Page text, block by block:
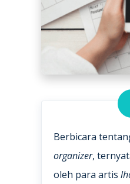
Berbicara
organizer,
oleh para artis